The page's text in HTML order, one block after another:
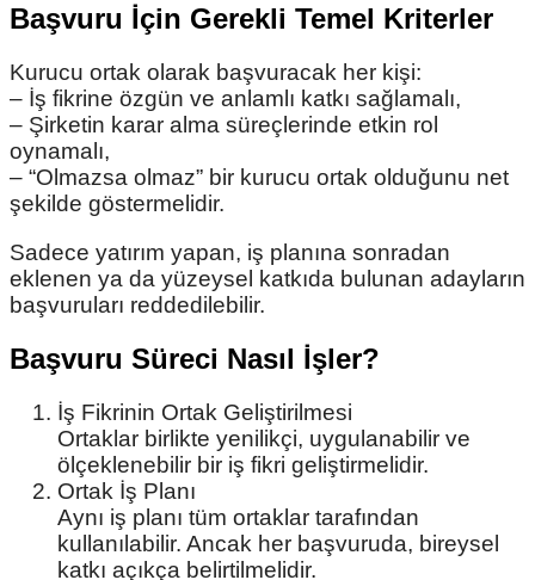
Başvuru İçin Gerekli Temel Kriterler
Kurucu ortak olarak başvuracak her kişi:
– İş fikrine özgün ve anlamlı katkı sağlamalı,
– Şirketin karar alma süreçlerinde etkin rol
oynamalı,
– “Olmazsa olmaz” bir kurucu ortak olduğunu net
şekilde göstermelidir.
Sadece yatırım yapan, iş planına sonradan
eklenen ya da yüzeysel katkıda bulunan adayların
başvuruları reddedilebilir.
Başvuru Süreci Nasıl İşler?
İş Fikrinin Ortak Geliştirilmesi
Ortaklar birlikte yenilikçi, uygulanabilir ve
ölçeklenebilir bir iş fikri geliştirmelidir.
Ortak İş Planı
Aynı iş planı tüm ortaklar tarafından
kullanılabilir. Ancak her başvuruda, bireysel
katkı açıkça belirtilmelidir.